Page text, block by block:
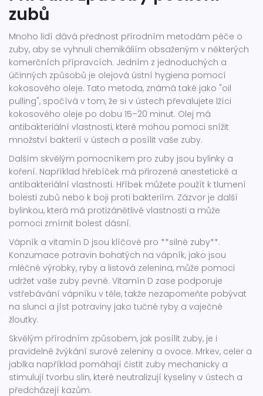
zubů
Mnoho lidí dává přednost přírodním metodám péče o
zuby, aby se vyhnuli chemikáliím obsaženým v některých
komerčních přípravcích. Jedním z jednoduchých a
účinných způsobů je olejová ústní hygiena pomocí
kokosového oleje. Tato metoda, známá také jako "oil
pulling", spočívá v tom, že si v ústech převalujete lžíci
kokosového oleje po dobu 15–20 minut. Olej má
antibakteriální vlastnosti, které mohou pomoci snížit
množství bakterií v ústech a posílit vaše zuby.
Dalším skvělým pomocníkem pro zuby jsou bylinky a
koření. Například hřebíček má přirozené anestetické a
antibakteriální vlastnosti. Hříbek můžete použít k tlumení
bolesti zubů nebo k boji proti bakteriím. Zázvor je další
bylinkou, která má protizánětlivé vlastnosti a může
pomoci zmírnit bolest dásní.
Vápník a vitamín D jsou klíčové pro **silné zuby**.
Konzumace potravin bohatých na vápník, jako jsou
mléčné výrobky, ryby a listová zelenina, může pomoci
udržet vaše zuby pevné. Vitamín D zase podporuje
vstřebávání vápníku v těle, takže nezapomeňte pobývat
na slunci a jíst potraviny jako tučné ryby a vaječné
žloutky.
Skvělým přírodním způsobem, jak posílit zuby, je i
pravidelné žvýkání surové zeleniny a ovoce. Mrkev, celer a
jablka například pomáhají čistit zuby mechanicky a
stimulují tvorbu slin, které neutralizují kyseliny v ústech a
předcházejí kazům.